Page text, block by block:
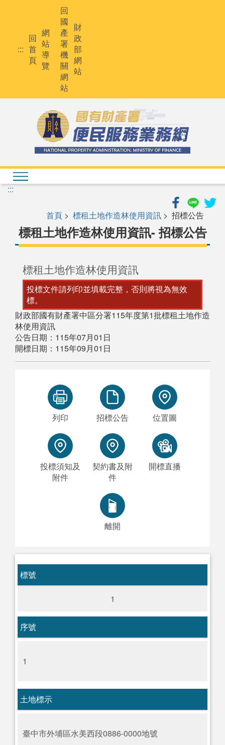
:::
回
首
頁
網
站
導
覽
回
國
產
署
機
關
網
站
財
政
部
網
站
:::
首頁 > 標租土地作造林使用資訊 > 招標公告
標租土地作造林使用資訊- 招標公告
標租土地作造林使用資訊
投標文件請列印並填載完整，否則將視為無效
標。
財政部國有財產署中區分署115年度第1批標租土地作造
林使用資訊
公告日期：115年07月01日
開標日期：115年09月01日
列印 招標公告 位置圖
投標須知及
附件
契約書及附
件
開標直播
離開
標號
1
序號
1
土地標示
臺中市外埔區水美西段0886-0000地號